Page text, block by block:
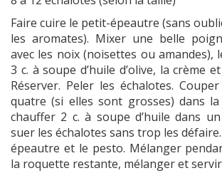
Faire cuire le petit-épeautre (sans
les aromates). Mixer une belle
avec les noix (noisettes ou amandes),
3 c. à soupe d’huile d’olive, la crème
Réserver. Peler les échalotes.
quatre (si elles sont grosses) dans
chauffer 2 c. à soupe d’huile dans
suer les échalotes sans trop les
épeautre et le pesto. Mélanger
la roquette restante, mélanger et